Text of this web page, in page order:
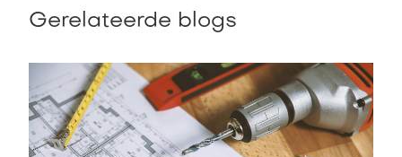
Gerelateerde blogs